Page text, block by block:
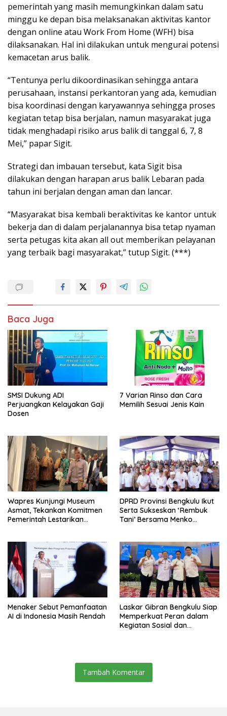
pemerintah yang masih memungkinkan dalam satu
minggu ke depan bisa melaksanakan aktivitas kantor
dengan online atau Work From Home (WFH) bisa
dilaksanakan. Hal ini dilakukan untuk mengurai potensi
kemacetan arus balik.
“Tentunya perlu dikoordinasikan sehingga antara
perusahaan, instansi perkantoran yang ada, kemudian
bisa koordinasi dengan karyawannya sehingga proses
kegiatan tetap bisa berjalan, namun masyarakat juga
tidak menghadapi risiko arus balik di tanggal 6, 7, 8
Mei,” papar Sigit.
Strategi dan imbauan tersebut, kata Sigit bisa
dilakukan dengan harapan arus balik Lebaran pada
tahun ini berjalan dengan aman dan lancar.
“Masyarakat bisa kembali beraktivitas ke kantor untuk
bekerja dan di dalam perjalanannya bisa tetap nyaman
serta petugas kita akan all out memberikan pelayanan
yang terbaik bagi masyarakat,” tutup Sigit. (***)
Baca Juga
SMSI Dukung ADI
Perjuangkan Kelayakan Gaji
Dosen
7 Varian Rinso dan Cara
Memilih Sesuai Jenis Kain
Wapres Kunjungi Museum
Asmat, Tekankan Komitmen
Pemerintah Lestarikan
DPRD Provinsi Bengkulu Ikut
Serta Sukseskan ‘Rembuk
Tani’ Bersama Menko
Menaker Sebut Pemanfaatan
AI di Indonesia Masih Rendah
Laskar Gibran Bengkulu Siap
Memperkuat Peran dalam
Kegiatan Sosial dan
Tambah Komentar